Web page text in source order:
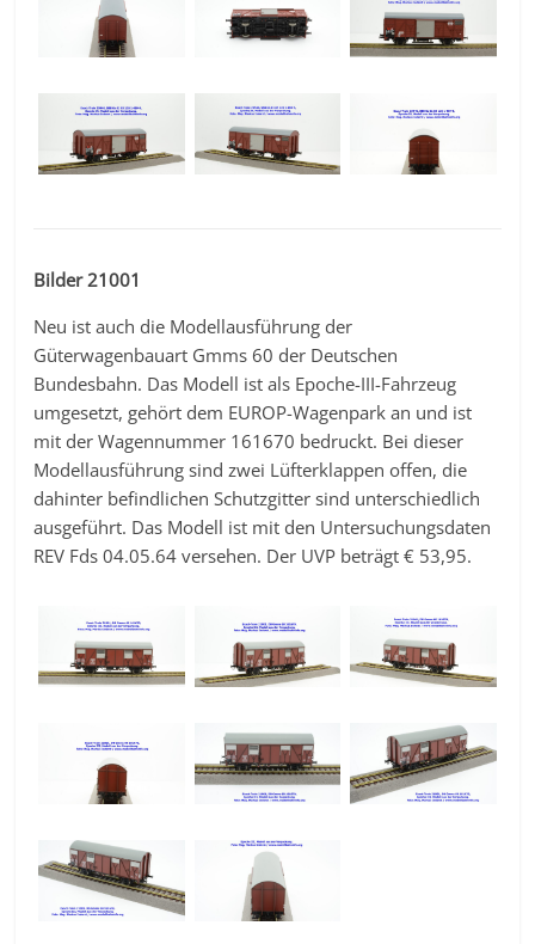
Bilder 21001
Neu ist auch die Modellausführung der
Güterwagenbauart Gmms 60 der Deutschen
Bundesbahn. Das Modell ist als Epoche-III-Fahrzeug
umgesetzt, gehört dem EUROP-Wagenpark an und ist
mit der Wagennummer 161670 bedruckt. Bei dieser
Modellausführung sind zwei Lüfterklappen offen, die
dahinter befindlichen Schutzgitter sind unterschiedlich
ausgeführt. Das Modell ist mit den Untersuchungsdaten
REV Fds 04.05.64 versehen. Der UVP beträgt € 53,95.